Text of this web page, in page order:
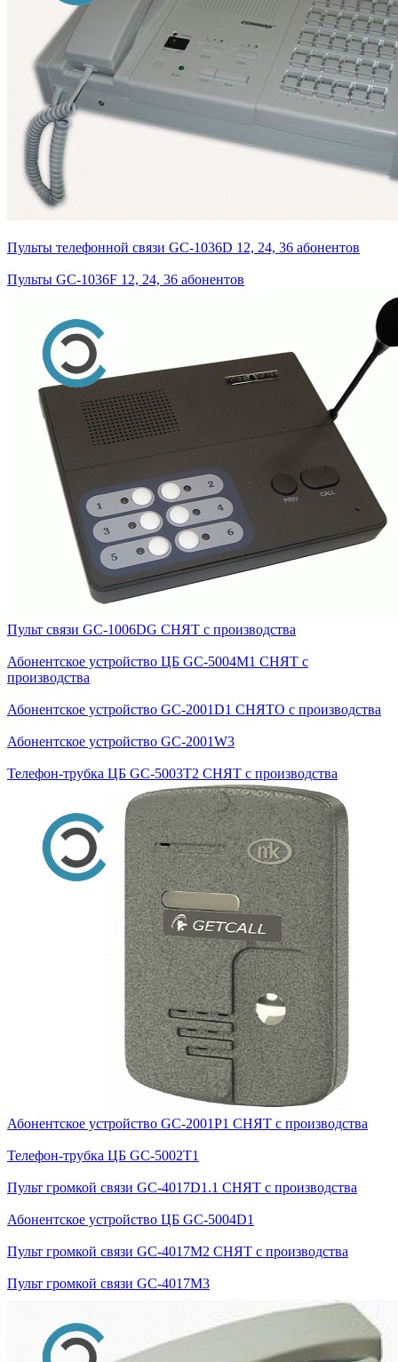
Пульты телефонной связи GС-1036D 12, 24, 36 абонентов
Пульты GС-1036F 12, 24, 36 абонентов
Пульт связи GС-1006DG СНЯТ с производства
Абонентское устройство ЦБ GС-5004M1 СНЯТ с
производства
Абонентское устройство GC-2001D1 СНЯТО с производства
Абонентское устройство GC-2001W3
Телефон-трубка ЦБ GC-5003T2 СНЯТ с производства
Абонентское устройство GC-2001P1 СНЯТ с производства
Телефон-трубка ЦБ GC-5002T1
Пульт громкой связи GC-4017D1.1 СНЯТ с производства
Абонентское устройство ЦБ GC-5004D1
Пульт громкой связи GC-4017M2 СНЯТ с производства
Пульт громкой связи GC-4017М3